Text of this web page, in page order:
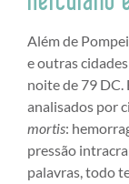
Além de
e outras
noite de 79 DC.
analisados por
mortis:
pressão
palavras, todo